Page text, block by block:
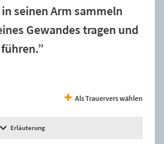
seinen Arm sammeln
Gewandes tragen und
Als Trauervers wählen
Erläuterung